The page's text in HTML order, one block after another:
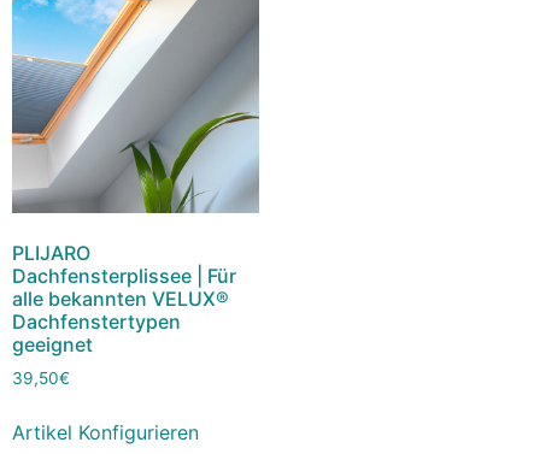
PLIJARO
Dachfensterplissee | Für
alle bekannten VELUX®
Dachfenstertypen
geeignet
39,50€
Artikel Konfigurieren